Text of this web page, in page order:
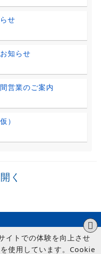
せ
知らせ
営業のご案内
）
く
イトでの体験を向上させ
使用しています。Cookie